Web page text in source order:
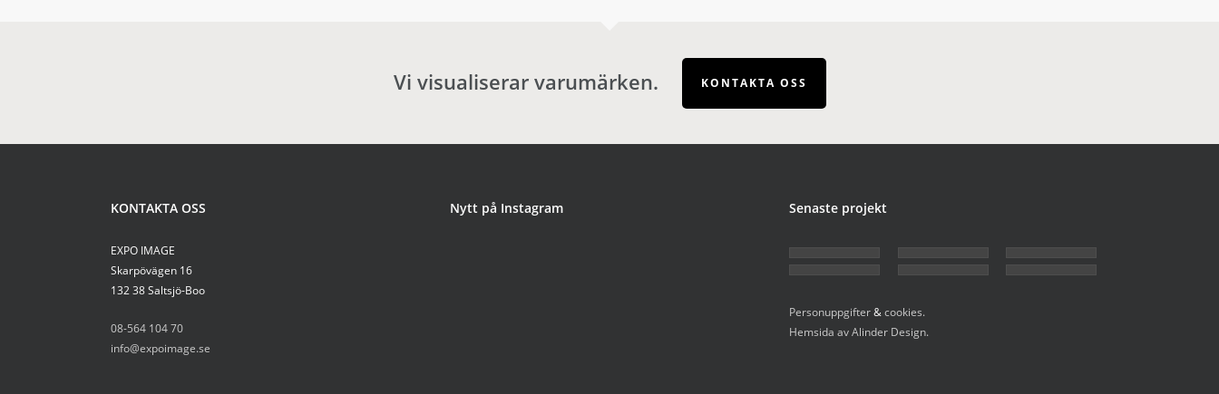
Vi visualiserar varumärken. KONTAKTA OSS
KONTAKTA OSS
EXPO IMAGE
Skarpövägen 16
132 38 Saltsjö-Boo
08-564 104 70
info@expoimage.se
Nytt på Instagram Senaste projekt
Personuppgifter&cookies.
Hemsida av Alinder Design.